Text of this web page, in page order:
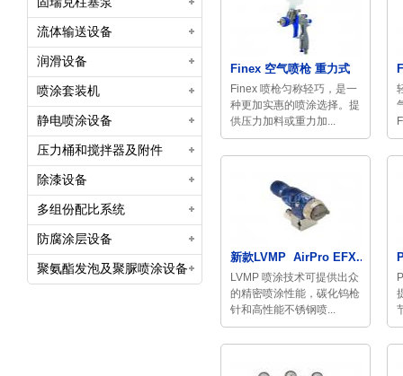
流体输送设备
润滑设备
喷涂套装机
静电喷涂设备
压力桶和搅拌器及附件
除漆设备
多组份配比系统
防腐涂层设备
聚氨酯发泡及聚脲喷涂设备
Finex 空气喷枪 重力式
Finex 喷枪匀称轻巧，是一
种更加实惠的喷涂选择。提
供压力加料或重力加...
新款LVMP AirPro EFX...
LVMP 喷涂技术可提供出众
的精密喷涂性能，碳化钨枪
针和高性能不锈钢喷...